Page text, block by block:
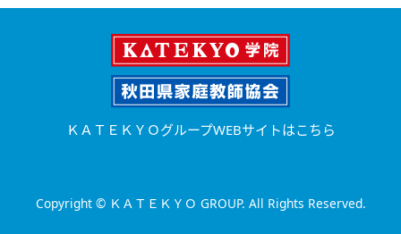
ＫＡＴＥＫＹＯグループWEBサイトはこちら
Copyright © ＫＡＴＥＫＹＯ GROUP. All Rights Reserved.